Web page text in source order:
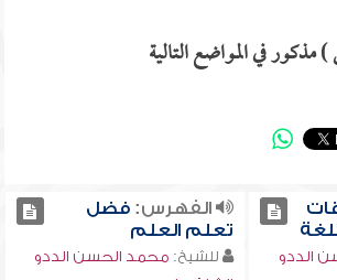
في المواضع التالية
الددو
الفهرس:فضل
تعلم العلم
للشيخ: محمد الحسن الددو